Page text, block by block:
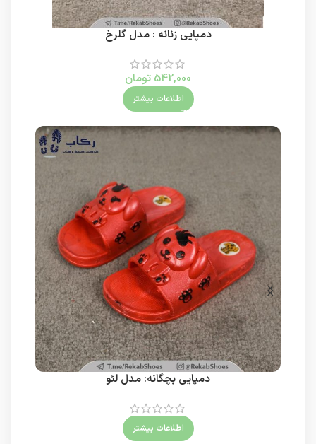
دمپایی زنانه : مدل گلرخ
542,000 تومان
اطلاعات بیشتر
دمپایی بچگانه: مدل لئو
اطلاعات بیشتر